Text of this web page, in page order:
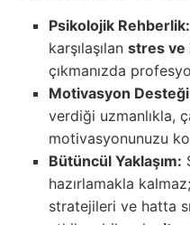
Psikolojik Rehberlik:
karşılaşılan stres ve
çıkmanızda
Motivasyon
verdiği uzmanlıkla,
motivasyonunuzu
Bütüncül Yaklaşım:
hazırlamakla kalmaz;
stratejileri ve hatta